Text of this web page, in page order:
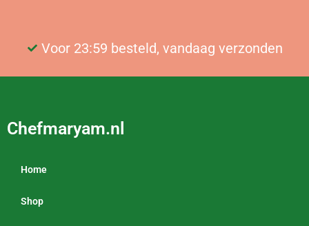
Gratis bezorging vanaf €25
Voor 23:59 besteld, vandaag verzonden
Chefmaryam.nl
Home
Shop